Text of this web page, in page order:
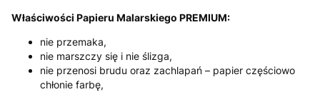
Właściwości Papieru Malarskiego PREMIUM:
nie przemaka,
nie marszczy się i nie ślizga,
nie przenosi brudu oraz zachlapań – papier częściowo
chłonie farbę,